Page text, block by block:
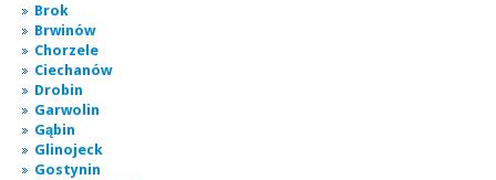
Brok
Brwinów
Chorzele
Ciechanów
Drobin
Garwolin
Gąbin
Glinojeck
Gostynin